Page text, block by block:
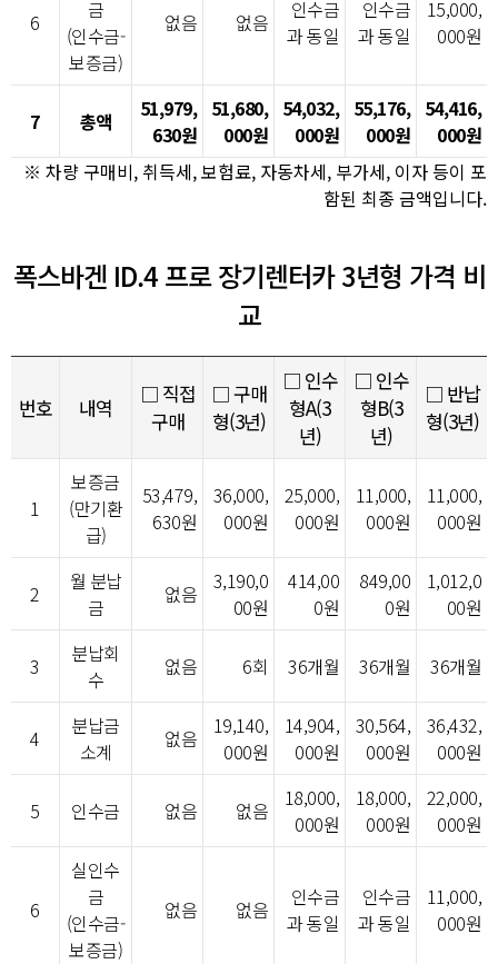
6
금
(인수금-
보증금)
없음 없음
인수금
과 동일
인수금
과 동일
15,000,
000원
7 총액
51,979,
630원
51,680,
000원
54,032,
000원
55,176,
000원
54,416,
000원
※ 차량 구매비, 취득세, 보험료, 자동차세, 부가세, 이자 등이 포
함된 최종 금액입니다.
폭스바겐 ID.4 프로 장기렌터카 3년형 가격 비
교
번호 내역
□ 직접
구매
□ 구매
형(3년)
□ 인수
형A(3
년)
□ 인수
형B(3
년)
□ 반납
형(3년)
1
보증금
(만기환
급)
53,479,
630원
36,000,
000원
25,000,
000원
11,000,
000원
11,000,
000원
2
월 분납
금
없음
3,190,0
00원
414,00
0원
849,00
0원
1,012,0
00원
3
분납회
수
없음 6회 36개월 36개월 36개월
4
분납금
소계
없음
19,140,
000원
14,904,
000원
30,564,
000원
36,432,
000원
5 인수금 없음 없음
18,000,
000원
18,000,
000원
22,000,
000원
6
실인수
금
(인수금-
보증금)
없음 없음
인수금
과 동일
인수금
과 동일
11,000,
000원